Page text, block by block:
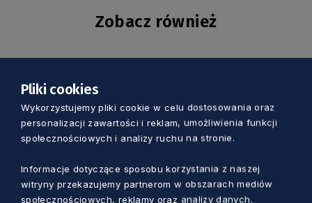
Zobacz również
Pliki cookies
Wykorzystujemy pliki cookie w celu dostosowania oraz
personalizacji zawartości i reklam, umożliwienia funkcji
społecznościowych i analizy ruchu na stronie.
Informacje dotyczące sposobu korzystania z naszej
witryny przekazujemy partnerom w obszarach mediów
społecznościowych, reklamy oraz analizy danych.